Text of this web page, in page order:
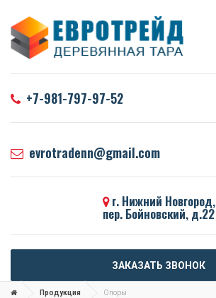
+7-981-797-97-52
evrotradenn@gmail.com
г. Нижний Новгород,
пер. Бойновский, д.22
ЗАКАЗАТЬ ЗВОНОК
Продукция Опоры